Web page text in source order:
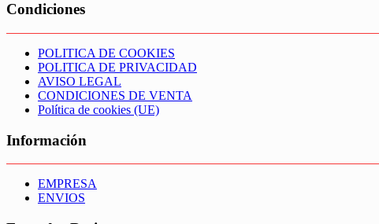
Condiciones
POLITICA DE COOKIES
POLITICA DE PRIVACIDAD
AVISO LEGAL
CONDICIONES DE VENTA
Política de cookies (UE)
Información
EMPRESA
ENVIOS